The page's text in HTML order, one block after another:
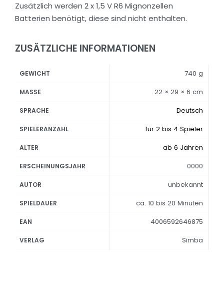
Zusätzlich werden 2 x 1,5 V R6 Mignonzellen
Batterien benötigt, diese sind nicht enthalten.
ZUSÄTZLICHE INFORMATIONEN
GEWICHT 740 g
MASSE 22 × 29 × 6 cm
SPRACHE Deutsch
SPIELERANZAHL für 2 bis 4 Spieler
ALTER ab 6 Jahren
ERSCHEINUNGSJAHR 0000
AUTOR unbekannt
SPIELDAUER ca. 10 bis 20 Minuten
EAN 4006592646875
VERLAG Simba